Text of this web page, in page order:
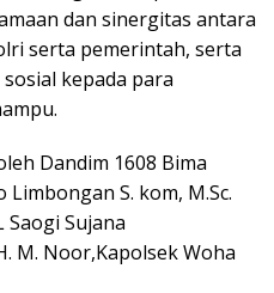
dan sinergitas antara
serta pemerintah, serta
kepada para
Dandim 1608 Bima
S. kom, M.Sc.
Saogi Sujana
M. Noor,Kapolsek Woha